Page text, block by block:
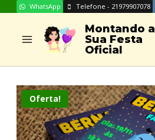
Skip
content
WhatsApp Telefone - 21979907078
Montando a
Sua Festa
Oficial
Oferta!